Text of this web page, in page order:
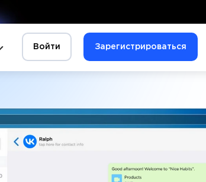
Войти Зарегистрироваться